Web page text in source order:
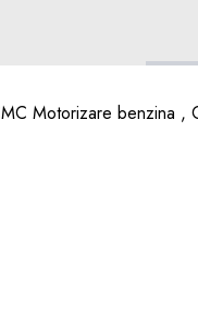
Motorizare benzina ,